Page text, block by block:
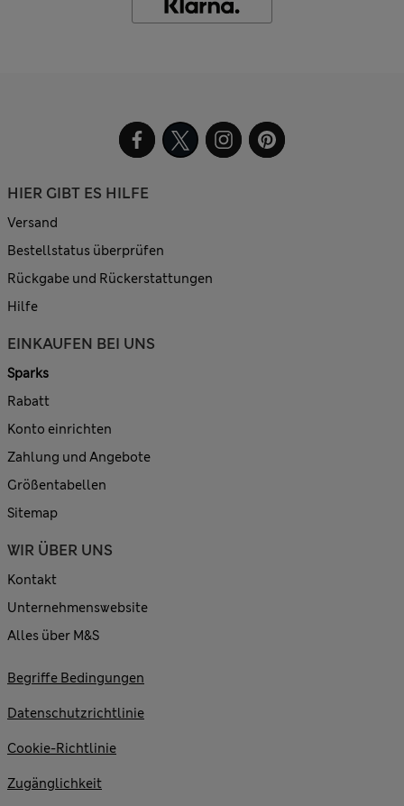
HIER GIBT ES HILFE
Versand
Bestellstatus überprüfen
Rückgabe und Rückerstattungen
Hilfe
EINKAUFEN BEI UNS
Sparks
Rabatt
Konto einrichten
Zahlung und Angebote
Größentabellen
Sitemap
WIR ÜBER UNS
Kontakt
Unternehmenswebsite
Alles über M&S
Begriffe Bedingungen
Datenschutzrichtlinie
Cookie-Richtlinie
Zugänglichkeit